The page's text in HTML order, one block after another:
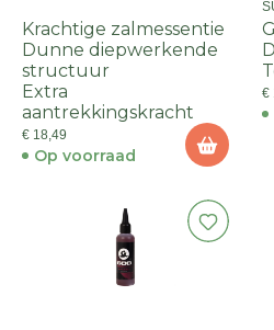
Krachtige zalmessentie
Dunne diepwerkende
structuur
Extra
aantrekkingskracht
€ 18,49
Op voorraad
€